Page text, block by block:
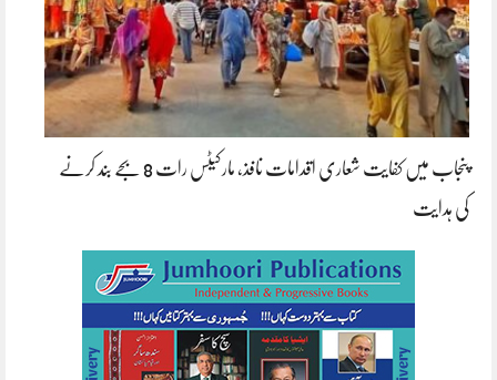
پنجاب میں کفایت شعاری اقدامات نافذ، مارکیٹس رات 8 بجے بند کرنے
کی ہدایت